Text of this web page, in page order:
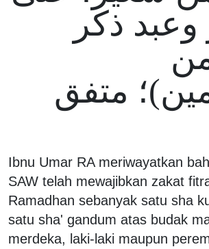
ذكر
متفق
Ibnu Umar RA meriwayatkan
SAW telah mewajibkan zakat
Ramadhan sebanyak satu sha
satu sha' gandum atas budak
merdeka, laki-laki maupun